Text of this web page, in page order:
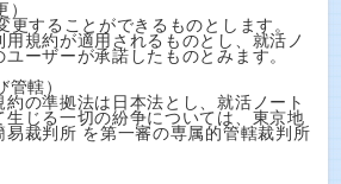
更することができるものとします。
規約が適用されるものとし、就活ノ
ーザーが承諾したものとみます。
轄）
の準拠法は日本法とし、就活ノート
生じる一切の紛争については、東京地
易裁判所 を第一審の専属的管轄裁判所